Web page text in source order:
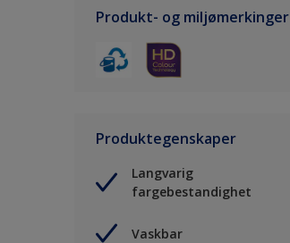
Produkt- og miljømerkinger
Produktegenskaper
Langvarig
fargebestandighet
Vaskbar